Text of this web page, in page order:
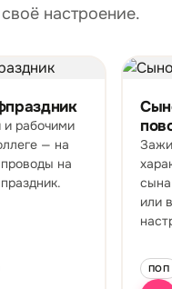
настроение.
рабочими
— на
на
или
ПОП